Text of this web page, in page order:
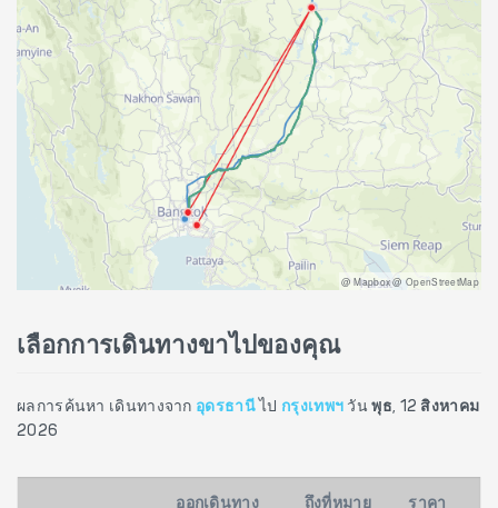
@ Mapbox @ OpenStreetMap
เลือกการเดินทางขาไปของคุณ
ผลการค้นหา เดินทางจาก อุดรธานีไป กรุงเทพฯ วันพุธ, 12 สิงหาคม
2026
ออกเดินทาง ถึงที่หมาย ราคา